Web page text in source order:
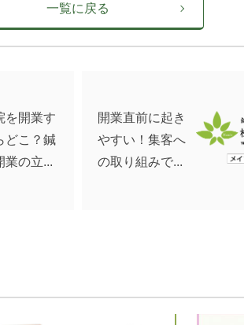
一覧に戻る
を開業す
どこ？鍼
業の立...
開業直前に起き
やすい！集客へ
の取り組みで...